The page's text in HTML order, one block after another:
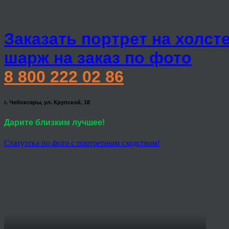
Заказать портрет на
шарж на заказ по фото
8 800 222 02 86
г. Чебоксары, ул. Крупской, 18
Дарите близким лучшее!
Статуэтка по фото с портретным сходством!